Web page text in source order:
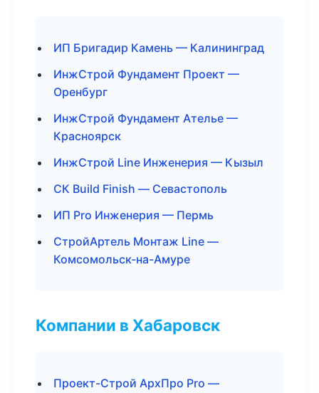
ИП Бригадир Камень — Калининград
ИнжСтрой Фундамент Проект —
Оренбург
ИнжСтрой Фундамент Ателье —
Красноярск
ИнжСтрой Line Инженерия — Кызыл
СК Build Finish — Севастополь
ИП Pro Инженерия — Пермь
СтройАртель Монтаж Line —
Комсомольск-на-Амуре
Компании в Хабаровск
Проект-Строй АрхПро Pro —